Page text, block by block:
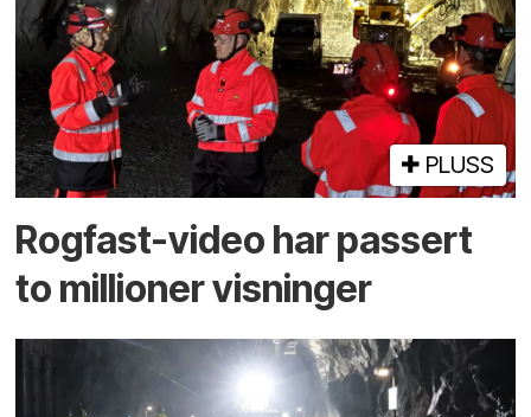
PLUSS
Rogfast-video har passert
to millioner visninger